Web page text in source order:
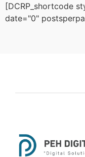
[DCRP_shortcode
date="0"